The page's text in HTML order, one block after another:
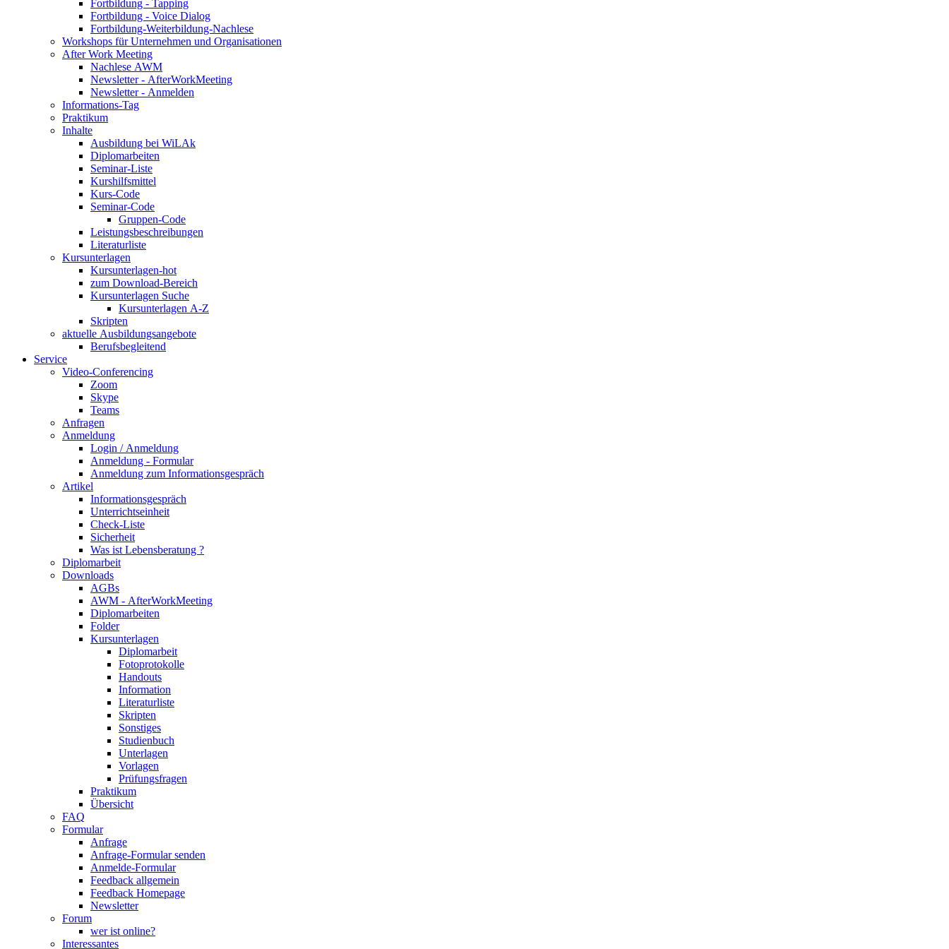
Fortbildung - Tapping
Fortbildung - Voice Dialog
Fortbildung-Weiterbildung-Nachlese
Workshops für Unternehmen und Organisationen
After Work Meeting
Nachlese AWM
Newsletter - AfterWorkMeeting
Newsletter - Anmelden
Informations-Tag
Praktikum
Inhalte
Ausbildung bei WiLAk
Diplomarbeiten
Seminar-Liste
Kurshilfsmittel
Kurs-Code
Seminar-Code
Gruppen-Code
Leistungsbeschreibungen
Literaturliste
Kursunterlagen
Kursunterlagen-hot
zum Download-Bereich
Kursunterlagen Suche
Kursunterlagen A-Z
Skripten
aktuelle Ausbildungsangebote
Berufsbegleitend
Service
Video-Conferencing
Zoom
Skype
Teams
Anfragen
Anmeldung
Login / Anmeldung
Anmeldung - Formular
Anmeldung zum Informationsgespräch
Artikel
Informationsgespräch
Unterrichtseinheit
Check-Liste
Sicherheit
Was ist Lebensberatung ?
Diplomarbeit
Downloads
AGBs
AWM - AfterWorkMeeting
Diplomarbeiten
Folder
Kursunterlagen
Diplomarbeit
Fotoprotokolle
Handouts
Information
Literaturliste
Skripten
Sonstiges
Studienbuch
Unterlagen
Vorlagen
Prüfungsfragen
Praktikum
Übersicht
FAQ
Formular
Anfrage
Anfrage-Formular senden
Anmelde-Formular
Feedback allgemein
Feedback Homepage
Newsletter
Forum
wer ist online?
Interessantes